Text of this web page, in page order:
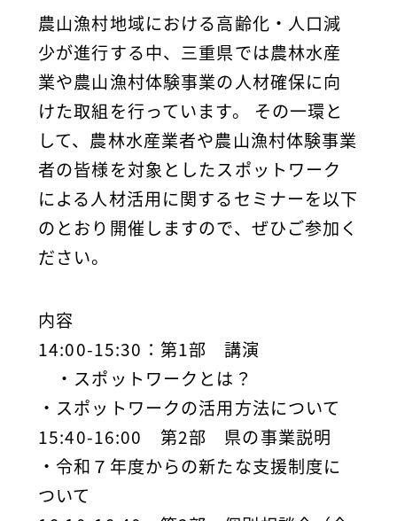
農山漁村地域における高齢化・人口減
少が進行する中、三重県では農林水産
業や農山漁村体験事業の人材確保に向
けた取組を行っています。 その一環と
して、農林水産業者や農山漁村体験事業
者の皆様を対象としたスポットワーク
による人材活用に関するセミナーを以下
のとおり開催しますので、ぜひご参加く
ださい。
内容
14:00-15:30：第1部 講演
・スポットワークとは？
・スポットワークの活用方法について
15:40-16:00 第2部 県の事業説明
・令和７年度からの新たな支援制度に
ついて